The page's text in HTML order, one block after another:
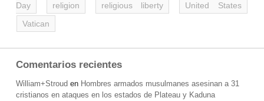
Day
religion religious liberty
United States
Vatican
Comentarios recientes
William+Stroud en Hombres armados musulmanes asesinan a 31
cristianos en ataques en los estados de Plateau y Kaduna